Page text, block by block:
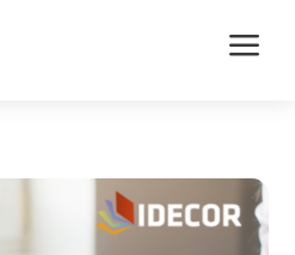
a